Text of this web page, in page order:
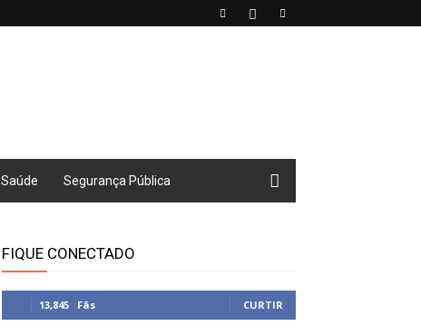
Saúde Segurança Pública
FIQUE CONECTADO
13,845 Fãs CURTIR